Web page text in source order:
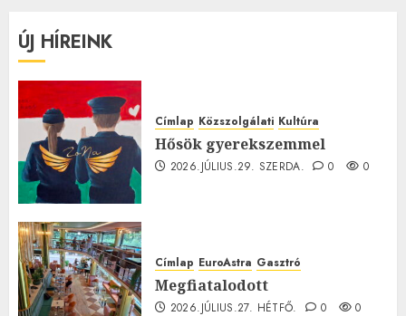
ÚJ HÍREINK
Címlap Közszolgálati Kultúra
Hősök gyerekszemmel
2026.JÚLIUS.29. SZERDA. 0 0
Címlap EuroAstra Gasztró
Megfiatalodott
2026.JÚLIUS.27. HÉTFŐ. 0 0